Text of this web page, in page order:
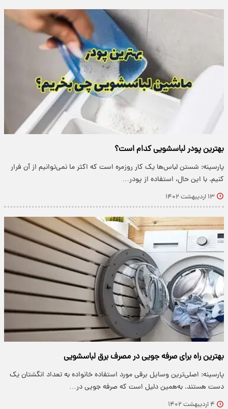
بهترین پودر لباسشویی کدام است؟
پارسینه: شستن لباس‌ها یک کار روزمره است که اکثر ما نمی‌توانیم از آن فرار
کنیم. با این حال، استفاده از پودر…
۱۳ اردیبهشت ۱۴۰۲
بهترین راه برای صرفه جویی در مصرف برق لباسشویی
پارسینه: اصلی‌ترین وسایل برقی مورد استفاده خانواده به تعداد انگشتان یک
دست هستند. به‌همین دلیل است که صرفه جویی در…
۴ اردیبهشت ۱۴۰۲